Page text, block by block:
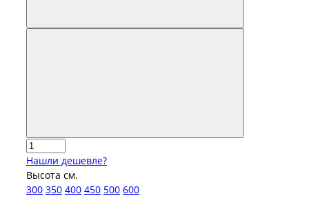
Нашли дешевле?
Высота см.
300 350 400 450 500 600